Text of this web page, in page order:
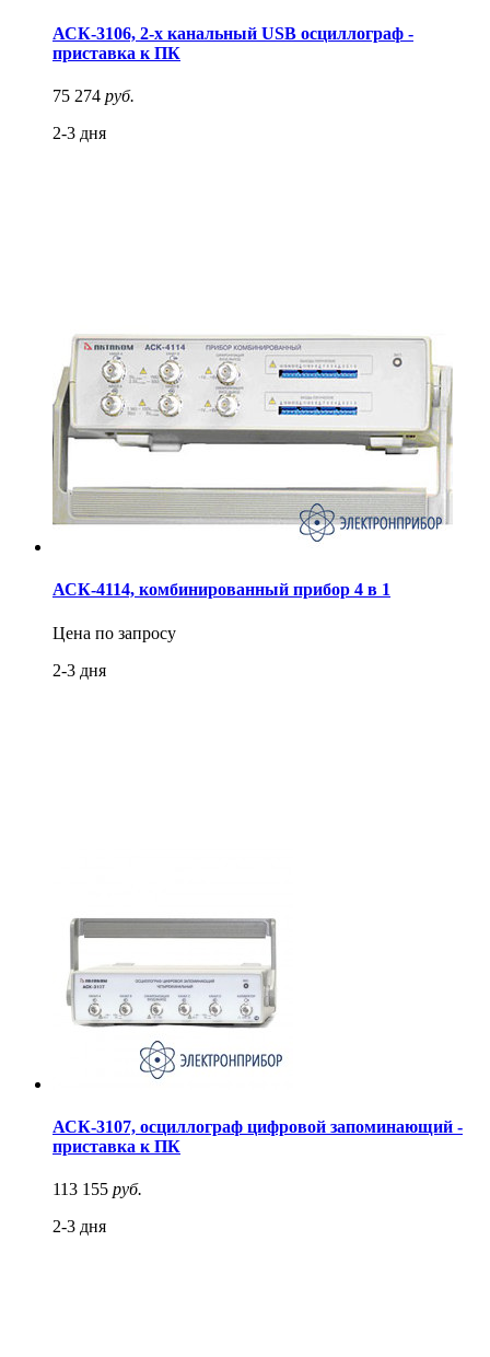
АСК-3106, 2-х канальный USB осциллограф -
приставка к ПК
75 274 руб.
2-3 дня
АСК-4114, комбинированный прибор 4 в 1
Цена по запросу
2-3 дня
АСК-3107, осциллограф цифровой запоминающий -
приставка к ПК
113 155 руб.
2-3 дня